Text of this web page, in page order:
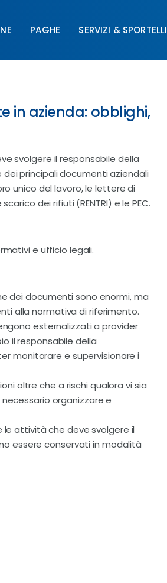
PAGHE SERVIZI & SPORTELLI
in azienda: obblighi,
svolgere il responsabile della
principali documenti aziendali
unico del lavoro, le lettere di
dei rifiuti (RENTRI) e le PEC.
e ufficio legali.
dei documenti sono enormi, ma
alla normativa di riferimento.
esternalizzati a provider
il responsabile della
monitorare e supervisionare i
oltre che a rischi qualora vi sia
organizzare e
le attività che deve svolgere il
essere conservati in modalità